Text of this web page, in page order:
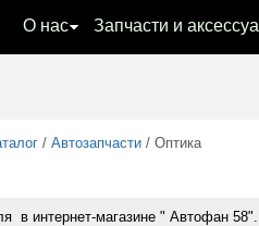
О нас Запчасти и
/ Автозапчасти / Оптика
в интернет-магазине " Автофан